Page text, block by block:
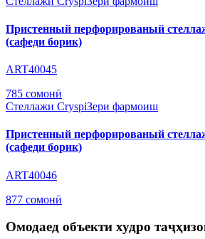
Пристенный перфорированый
(сафеди борик)
ART40045
785 сомонӣ
Стеллажи CryspiЗери фармоиш
Пристенный перфорированый
(сафеди борик)
ART40046
877 сомонӣ
Омодаед объекти худро